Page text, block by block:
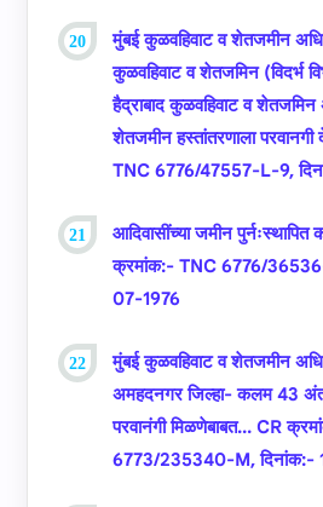
मुंबई कुळवहिवाट व शेतजमीन
कुळवहिवाट व शेतजमिन (विदर्भ
हैद्राबाद कुळवहिवाट व
शेतजमीन हस्‍तांतरणाला
TNC 6776/47557-L-9,
आदिवासींच्‍या जमीन पुर्नःस्‍थापित
क्रमांक:- TNC 6776/
07-1976
मुंबई कुळवहिवाट व शेतजमीन
अमहदनगर जिल्‍हा- कलम 43
परवानंगी मिळणेबाबत... CR
6773/235340-M, दिनांक:-